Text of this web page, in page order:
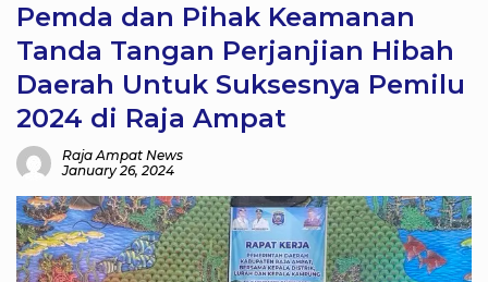
Pemda dan Pihak Keamanan
Tanda Tangan Perjanjian Hibah
Daerah Untuk Suksesnya Pemilu
2024 di Raja Ampat
Raja Ampat News
January 26, 2024